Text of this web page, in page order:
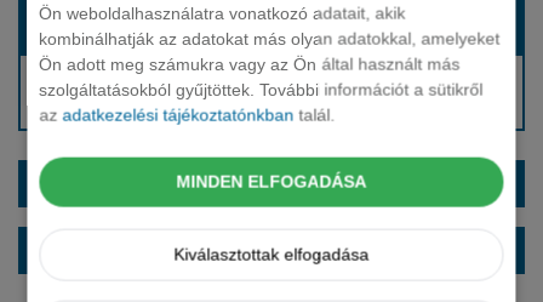
Ön weboldalhasználatra vonatkozó adatait, akik
kombinálhatják az adatokat más olyan adatokkal, amelyeket
Ön adott meg számukra vagy az Ön által használt más
szolgáltatásokból gyűjtöttek. További információt a sütikről
azadatkezelési tájékoztatónkban talál.
MINDEN ELFOGADÁSA
Kiválasztottak elfogadása
Induló bérleti díj: Hívjon bennünket!
Hívjon: +36 1 888 0088
Kérjen visszahívást!
EXTRÁK ÉS SZÍNEK
ALAPFELSZERELTSÉG